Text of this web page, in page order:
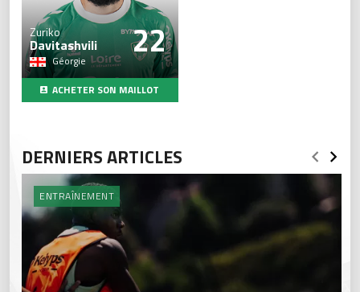
22
Zuriko
Davitashvili
Géorgie
ACHETER SON MAILLOT
DERNIERS ARTICLES
ENTRAÎNEMENT